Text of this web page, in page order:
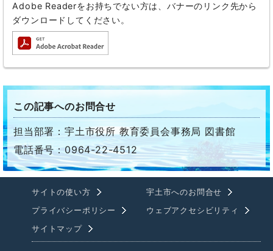
Adobe Readerをお持ちでない方は、バナーのリンク先から
ダウンロードしてください。
この記事へのお問合せ
担当部署：宇土市役所 教育委員会事務局 図書館
電話番号：0964-22-4512
サイトの使い方
宇土市へのお問合せ
プライバシーポリシー
ウェブアクセシビリティ
サイトマップ